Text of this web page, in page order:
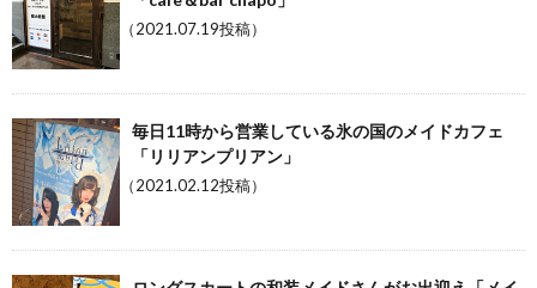
（2021.07.19投稿）
毎日11時から営業している氷の国のメイドカフェ
「リリアンプリアン」
（2021.02.12投稿）